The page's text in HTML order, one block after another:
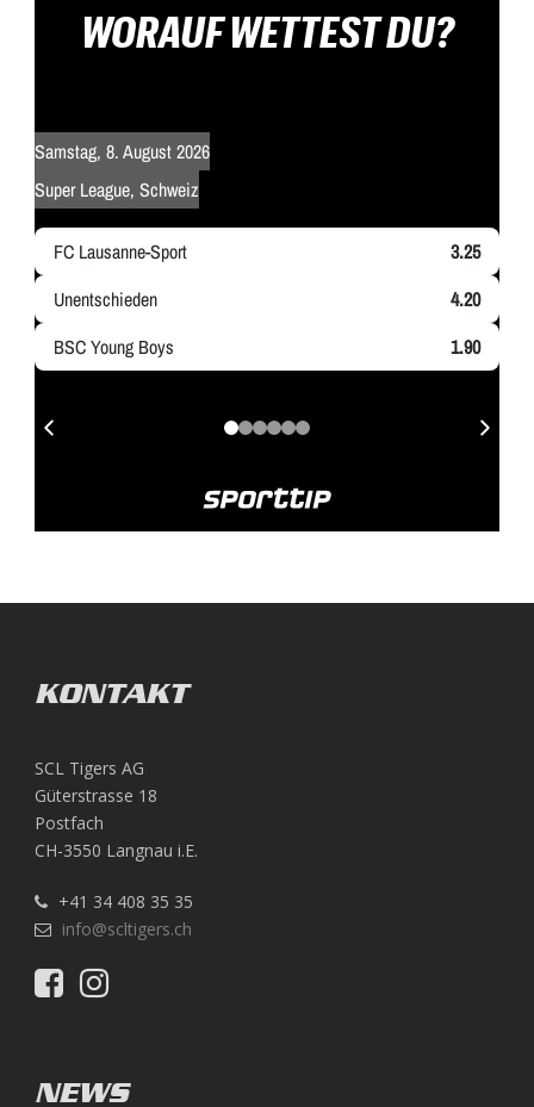
KONTAKT
SCL Tigers AG
Güterstrasse 18
Postfach
CH-3550 Langnau i.E.
+41 34 408 35 35
info@scltigers.ch
NEWS